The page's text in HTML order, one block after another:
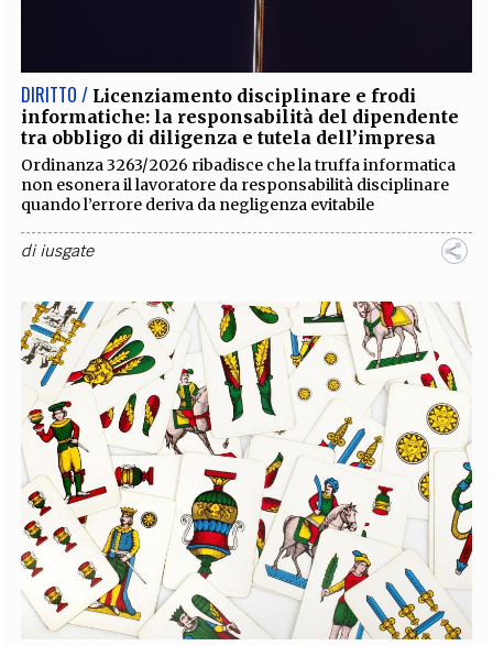
EXTRA
PROCEEDINGS
SOCIAL MEDIA
DIRITTO / Licenziamento disciplinare e frodi
informatiche: la responsabilità del dipendente
tra obbligo di diligenza e tutela dell’impresa
Ordinanza 3263/2026 ribadisce che la truffa informatica
non esonera il lavoratore da responsabilità disciplinare
quando l’errore deriva da negligenza evitabile
diiusgate